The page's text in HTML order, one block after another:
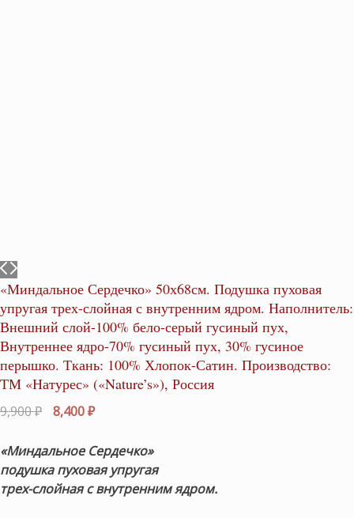
«Миндальное Сердечко» 50х68см. Подушка пуховая
упругая трех-слойная с внутренним ядром. Наполнитель:
Внешний слой-100% бело-серый гусиный пух,
Внутреннее ядро-70% гусиный пух, 30% гусиное
перышко. Ткань: 100% Хлопок-Сатин. Производство:
ТМ «Натурес» («Nature’s»), Россия
9,900₽
Первоначальная
составляла
9,900 ₽.
8,400₽Текущая
8,400 ₽.
«Миндальное Сердечко»
подушкапуховая упругая
трех-слойная с внутренним ядром.